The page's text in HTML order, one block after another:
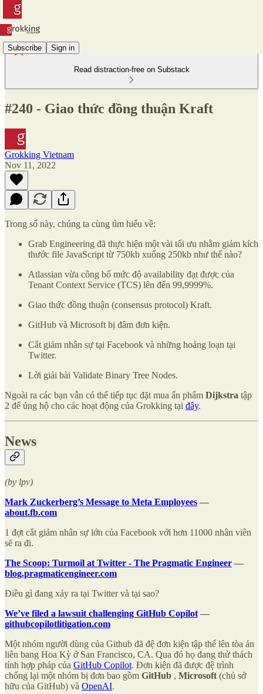
Subscribe Sign in
Read distraction-free on Substack
#240 - Giao thức đồng thuận Kraft
Grokking Vietnam
Nov 11, 2022
Trong số này, chúng ta cùng tìm hiểu về:
Grab Engineering đã thực hiện một vài tối ưu nhằm giảm kích
thước file JavaScript từ 750kb xuống 250kb như thế nào?
Atlassian vừa công bố mức độ availability đạt được của
Tenant Context Service (TCS) lên đến 99,9999%.
Giao thức đồng thuận (consensus protocol) Kraft.
GitHub và Microsoft bị đâm đơn kiện.
Cắt giảm nhân sự tại Facebook và những hoảng loạn tại
Twitter.
Lời giải bài Validate Binary Tree Nodes.
Ngoài ra các bạn vẫn có thể tiếp tục đặt mua ấn phẩm Dijkstra tập
2 để ủng hộ cho các hoạt động của Grokking tại đây.
News
(by lpv)
Mark Zuckerberg’s Message to Meta Employees —
about.fb.com
1 đợt cắt giảm nhân sự lớn của Facebook với hơn 11000 nhân viên
sẽ ra đi.
The Scoop: Turmoil at Twitter - The Pragmatic Engineer —
blog.pragmaticengineer.com
Điều gì đang xảy ra tại Twitter và tại sao?
We’ve filed a law­suit chal­leng­ing GitHub Copi­lot —
githubcopilotlitigation.com
Một nhóm người dùng của Github đã đệ đơn kiện tập thể lên tòa án
liên bang Hoa Kỳ ở San Francisco, CA. Qua đó họ đang thử thách
tính hợp pháp của GitHub Copilot. Đơn kiện đã được đệ trình
chống lại một nhóm bị đơn bao gồm GitHub , Microsoft (chủ sở
hữu của GitHub) và OpenAI.